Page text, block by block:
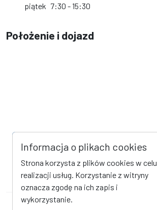
piątek 7:30 - 15:30
Położenie i dojazd
Informacja o plikach cookies
Strona korzysta z plików cookies w celu
realizacji usług. Korzystanie z witryny
oznacza zgodę na ich zapis i
wykorzystanie.